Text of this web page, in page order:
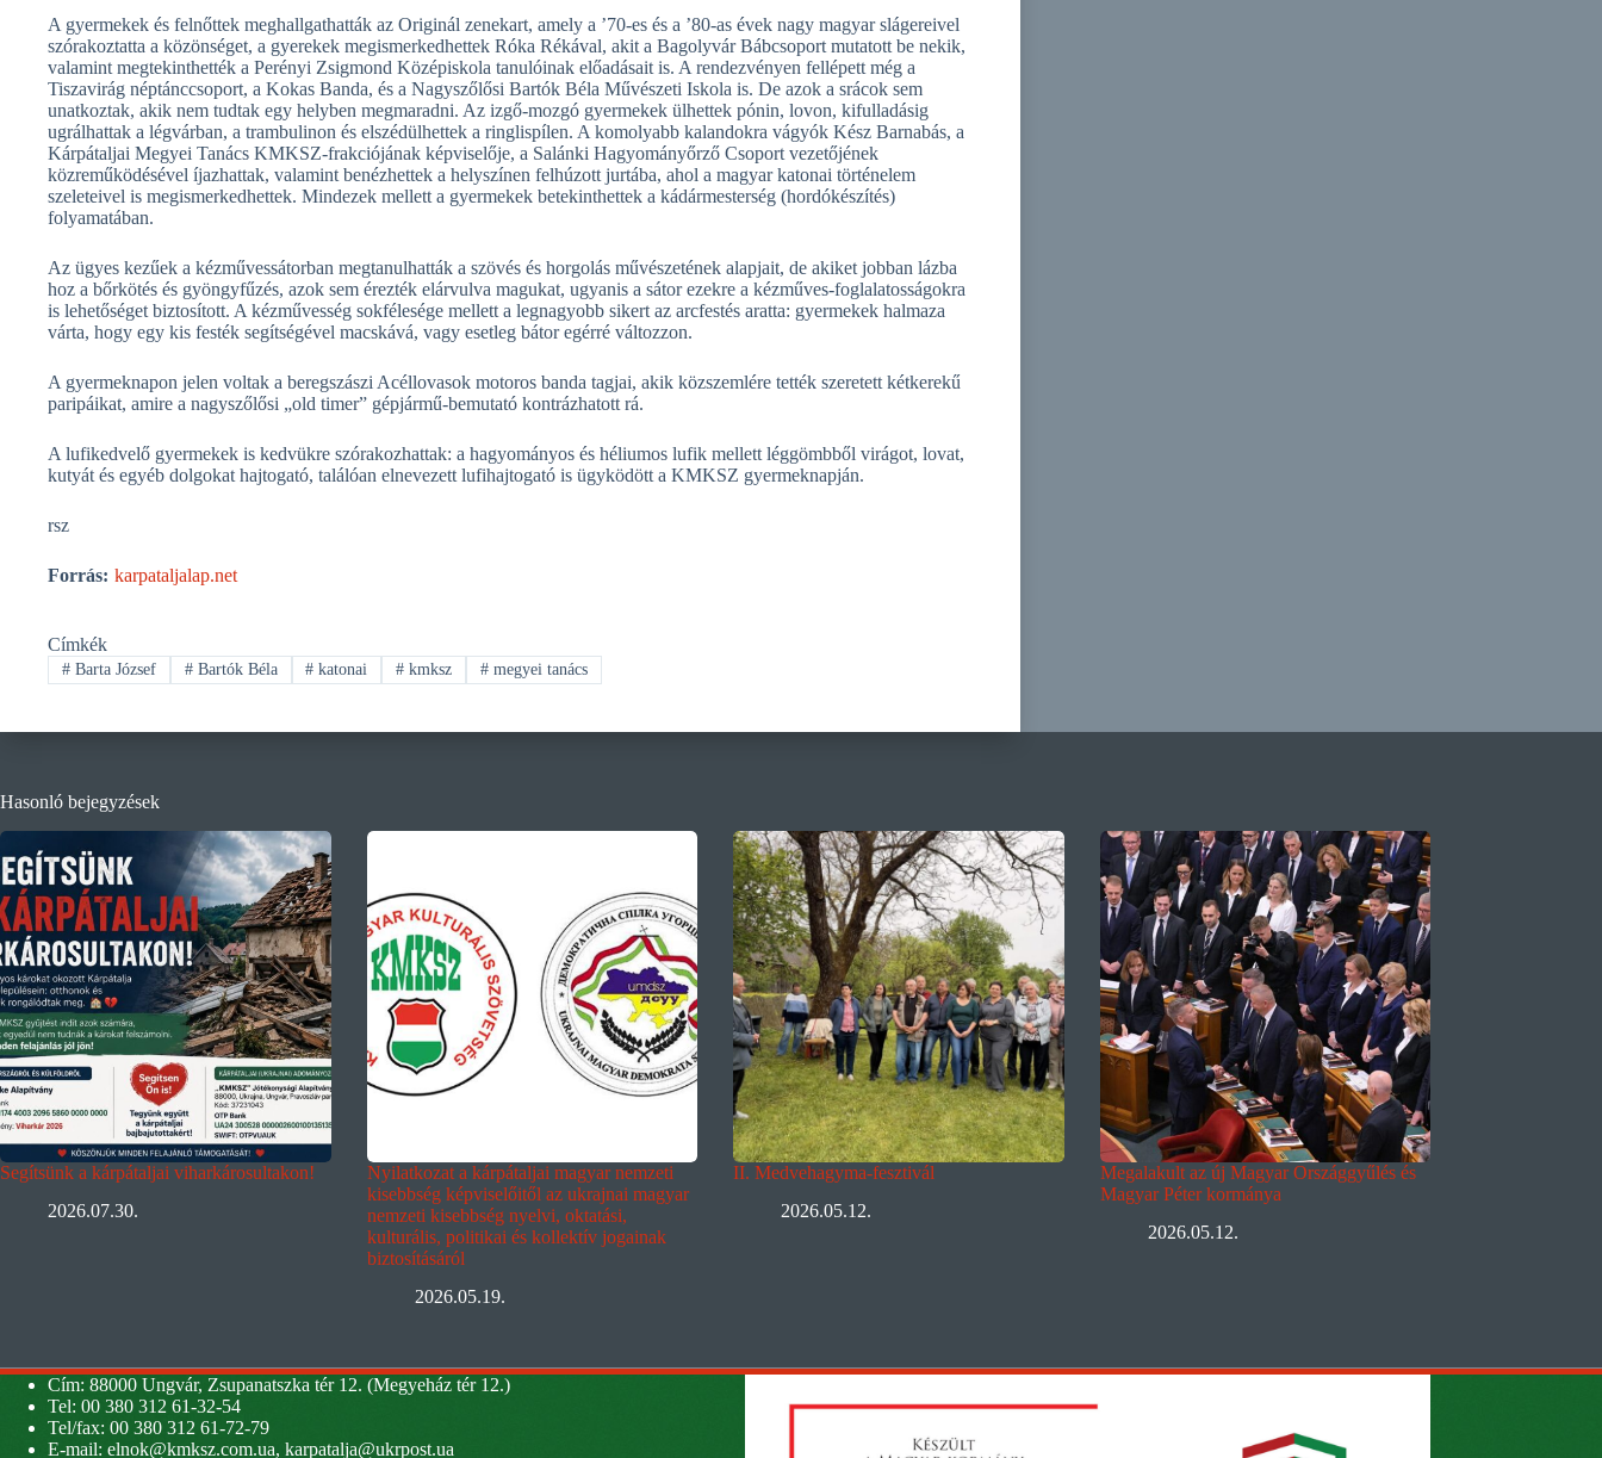
A gyermekek és felnőttek meghallgathatták az Originál zenekart, amely a ’70-es és a ’80-as évek nagy magyar slágereivel
szórakoztatta a közönséget, a gyerekek megismerkedhettek Róka Rékával, akit a Bagolyvár Bábcsoport mutatott be nekik,
valamint megtekinthették a Perényi Zsigmond Középiskola tanulóinak előadásait is. A rendezvényen fellépett még a
Tiszavirág néptánccsoport, a Kokas Banda, és a Nagyszőlősi Bartók Béla Művészeti Iskola is. De azok a srácok sem
unatkoztak, akik nem tudtak egy helyben megmaradni. Az izgő-mozgó gyermekek ülhettek pónin, lovon, kifulladásig
ugrálhattak a légvárban, a trambulinon és elszédülhettek a ringlispílen. A komolyabb kalandokra vágyók Kész Barnabás, a
Kárpátaljai Megyei Tanács KMKSZ-frakciójának képviselője, a Salánki Hagyományőrző Csoport vezetőjének
közreműködésével íjazhattak, valamint benézhettek a helyszínen felhúzott jurtába, ahol a magyar katonai történelem
szeleteivel is megismerkedhettek. Mindezek mellett a gyermekek betekinthettek a kádármesterség (hordókészítés)
folyamatában.
Az ügyes kezűek a kézműves­sátorban megtanulhatták a szövés és horgolás művészetének alapjait, de akiket jobban lázba
hoz a bőrkötés és gyöngyfűzés, azok sem érezték elárvulva magukat, ugyanis a sátor ezekre a kézműves-foglalatosságokra
is lehetőséget biztosított. A kézművesség sokfélesége mellett a legnagyobb sikert az arcfestés aratta: gyermekek halmaza
várta, hogy egy kis festék segítségével macskává, vagy esetleg bátor egérré változzon.
A gyermeknapon jelen voltak a beregszászi Acéllovasok motoros banda tagjai, akik közszemlére tették szeretett kétkerekű
paripáikat, amire a nagyszőlősi „old timer” gépjármű-bemutató kontrázhatott rá.
A lufikedvelő gyermekek is kedvükre szórakozhattak: a hagyományos és héliumos lufik mellett léggömbből virágot, lovat,
kutyát és egyéb dolgokat hajtogató, találóan elnevezett lufihajtogató is ügyködött a KMKSZ gyermeknapján.
rsz
Forrás: karpataljalap.net
Címkék
#Barta József #Bartók Béla # katonai # kmksz # megyei tanács
Hasonló bejegyzések
Segítsünk a kárpátaljai viharkárosultakon!
2026.07.30.
Nyilatkozat a kárpátaljai magyar nemzeti
kisebbség képviselőitől az ukrajnai magyar
nemzeti kisebbség nyelvi, oktatási,
kulturális, politikai és kollektív jogainak
biztosításáról
2026.05.19.
II. Medvehagyma-fesztivál
2026.05.12.
Megalakult az új Magyar Országgyűlés és
Magyar Péter kormánya
2026.05.12.
Cím: 88000 Ungvár, Zsupanatszka tér 12. (Megyeház tér 12.)
Tel: 00 380 312 61-32-54
Tel/fax: 00 380 312 61-72-79
E-mail: elnok@kmksz.com.ua, karpatalja@ukrpost.ua